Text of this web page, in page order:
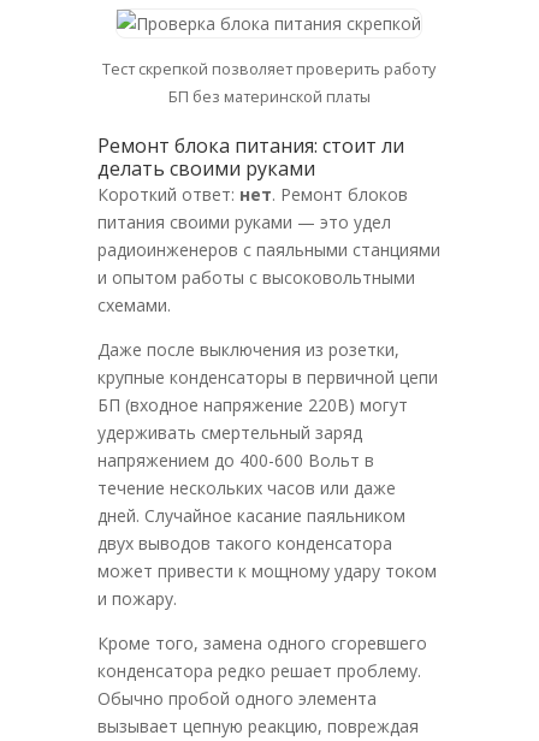
Тест скрепкой позволяет проверить работу
БП без материнской платы
Ремонт блока питания: стоит ли
делать своими руками
Короткий ответ: нет. Ремонт блоков
питания своими руками — это удел
радиоинженеров с паяльными станциями
и опытом работы с высоковольтными
схемами.
Даже после выключения из розетки,
крупные конденсаторы в первичной цепи
БП (входное напряжение 220В) могут
удерживать смертельный заряд
напряжением до 400-600 Вольт в
течение нескольких часов или даже
дней. Случайное касание паяльником
двух выводов такого конденсатора
может привести к мощному удару током
и пожару.
Кроме того, замена одного сгоревшего
конденсатора редко решает проблему.
Обычно пробой одного элемента
вызывает цепную реакцию, повреждая